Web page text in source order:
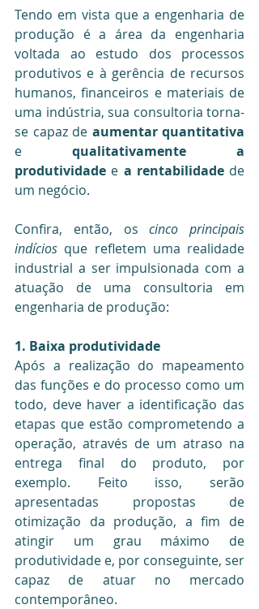
Tendo em vista que a engenharia de
produção é a área da engenharia
voltada ao estudo dos processos
produtivos e à gerência de recursos
humanos, financeiros e materiais de
uma indústria, sua consultoria torna-
se capaz de aumentar quantitativa
e qualitativamente a
produtividade e a rentabilidade de
um negócio.
Confira, então, os cinco principais
indícios que refletem uma realidade
industrial a ser impulsionada com a
atuação de uma consultoria em
engenharia de produção:
1. Baixa produtividade
Após a realização do mapeamento
das funções e do processo como um
todo, deve haver a identificação das
etapas que estão comprometendo a
operação, através de um atraso na
entrega final do produto, por
exemplo. Feito isso, serão
apresentadas propostas de
otimização da produção, a fim de
atingir um grau máximo de
produtividade e, por conseguinte, ser
capaz de atuar no mercado
contemporâneo.